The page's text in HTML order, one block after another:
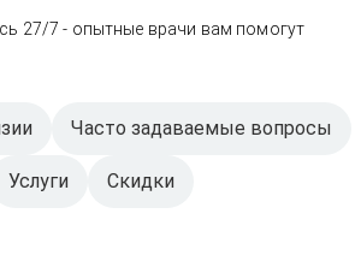
27/7 - опытные врачи вам помогут
Часто задаваемые вопросы
Услуги Скидки